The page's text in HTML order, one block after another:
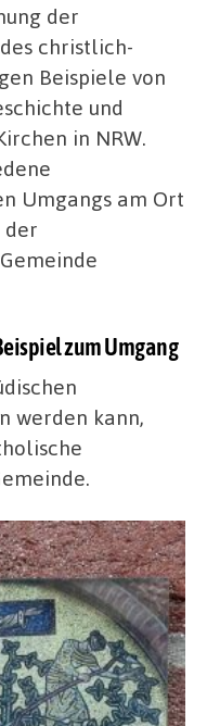
der
christlich-
Beispiele von
und
in NRW.
Umgangs am Ort
der
zum Umgang
werden kann,